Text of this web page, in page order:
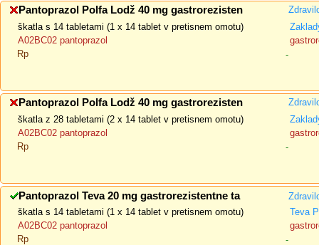
Pantoprazol Polfa Lodž 40 mg gastrorezisten
škatla s 14 tabletami (1 x 14 tablet v pretisnem omotu)
A02BC02 pantoprazol
Rp
-
Pantoprazol Polfa Lodž 40 mg gastrorezisten
škatla z 28 tabletami (2 x 14 tablet v pretisnem omotu)
A02BC02 pantoprazol
Rp
-
Pantoprazol Teva 20 mg gastrorezistentne ta
škatla s 14 tabletami (1 x 14 tablet v pretisnem omotu)
Teva
A02BC02 pantoprazol
Rp
-